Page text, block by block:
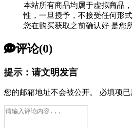
本站所有商品均属于虚拟商品
性，一旦授予，不接受任何形
您在购买获取之前确认好 是您
评论(0)
提示：请文明发言
您的邮箱地址不会被公开。 必填项已